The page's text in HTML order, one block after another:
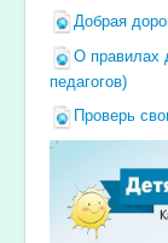
Добрая
О правилах
педагогов)
Проверь